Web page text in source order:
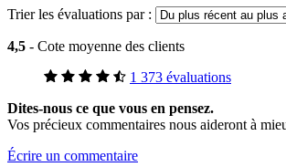
Trier les évaluations par :
4,5 - Cote moyenne des clients
1 373 évaluations
Dites-nous ce que vous en pensez.
Vos précieux commentaires nous aideront à
Écrire un commentaire